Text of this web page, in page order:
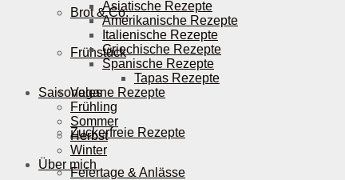
Brot & Co.
Frühstück
Vegane Rezepte
Zuckerfreie Rezepte
Feiertage & Anlässe
Asiatische Rezepte
Amerikanische Rezepte
Italienische Rezepte
Griechische Rezepte
Spanische Rezepte
Tapas Rezepte
Saisonales
Frühling
Sommer
Herbst
Winter
Über mich